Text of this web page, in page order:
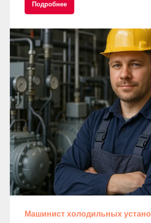
Подробнее
Машинист холодильных